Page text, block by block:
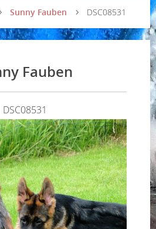
Sunny Fauben DSC08531
Fauben
DSC08531